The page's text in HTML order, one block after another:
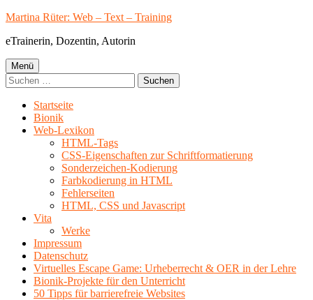
Springe
Inhalt
Martina Rüter: Web – Text – Training
eTrainerin, Dozentin, Autorin
Primäres
Menü
Menü
Suchen
nach:
Startseite
Bionik
Web-Lexikon
HTML-Tags
CSS-Eigenschaften zur Schriftformatierung
Sonderzeichen-Kodierung
Farbkodierung in HTML
Fehlerseiten
HTML, CSS und Javascript
Vita
Werke
Impressum
Datenschutz
Virtuelles Escape Game: Urheberrecht & OER in der Lehre
Bionik-Projekte für den Unterricht
50 Tipps für barrierefreie Websites